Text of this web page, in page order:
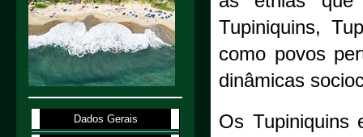
Tupiniquins,
como povos
dinâmicas
Os Tupiniquins
Dados Gerais